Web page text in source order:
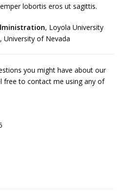
lobortis eros ut sagittis.
, Loyola University
, University of Nevada
you might have about our
free to contact me using any of